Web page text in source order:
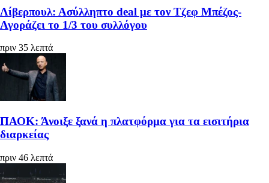
Λίβερπουλ: Ασύλληπτο deal με τον Τζεφ Μπέζος-
Αγοράζει το 1/3 του συλλόγου
πριν 35 λεπτά
ΠΑΟΚ: Άνοιξε ξανά η πλατφόρμα για τα εισιτήρια
διαρκείας
πριν 46 λεπτά